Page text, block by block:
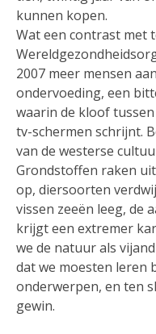
kunnen kopen.
Wat een contrast met
2007 meer mensen
ondervoeding, een
waarin de kloof
tv-schermen schrijnt.
van de westerse
Grondstoffen raken
op, diersoorten
vissen zeeën leeg, de
krijgt een extremer
we de natuur als
dat we moesten leren
onderwerpen, en ten
gewin.